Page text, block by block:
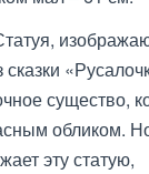
существо,
обликом.
эту статую,